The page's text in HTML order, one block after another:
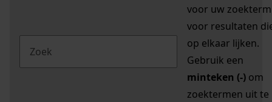
voor uw zoekterm
voor resultaten
op elkaar lijken.
Gebruik een
minteken (-) om
zoektermen uit te